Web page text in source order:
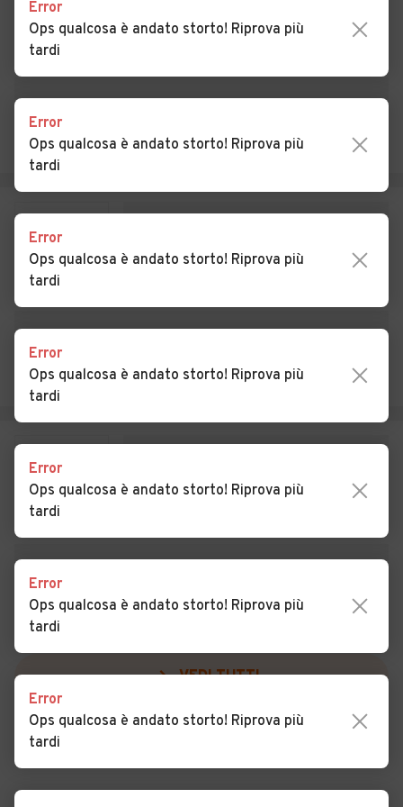
Vitale
Auto usate Mestrino
Auto usate Montagnana
Auto usate Montegrotto
Auto usate Noventa
Auto usate Ospedaletto
Auto usate Pernumia
Auto usate Piacenza
Auto usate Piazzola sul
Auto usate Piombino Dese
Auto usate Piove di Sacco Auto usate Polverara
Auto usate Ponso
Auto usate Ponte San
Auto usate Pontelongo Auto usate Pozzonovo
Auto usate Rovolon
Auto usate Saccolongo Auto usate Saletto
Auto usate San Giorgio
delle Pertiche
Auto usate San Giorgio in
Bosco
Auto usate San Martino di
Lupari
Auto usate San Pietro
Viminario
Auto usate San Pietro in Gu
Auto usate Sant'Angelo di
Piove di Sacco
Auto usate Sant'Elena Auto usate Sant'Urbano
Auto usate Santa Giustina in
Colle
Margherita d'Adige
VEDI TUTTI
Error
Ops qualcosa è andato storto! Riprova più
tardi
Error
Ops qualcosa è andato storto! Riprova più
tardi
Error
Ops qualcosa è andato storto! Riprova più
tardi
Error
Ops qualcosa è andato storto! Riprova più
tardi
Error
Ops qualcosa è andato storto! Riprova più
tardi
Error
Ops qualcosa è andato storto! Riprova più
tardi
Error
Ops qualcosa è andato storto! Riprova più
tardi